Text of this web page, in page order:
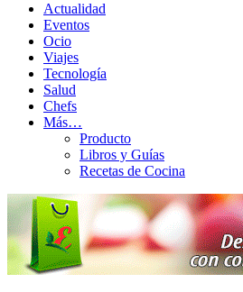
Actualidad
Eventos
Ocio
Viajes
Tecnología
Salud
Chefs
Más…
Producto
Libros y Guías
Recetas de Cocina